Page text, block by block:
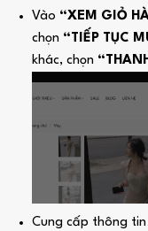
Vào “XEM GIỎ
chọn “TIẾP TỤC
khác, chọn
Cung cấp thông